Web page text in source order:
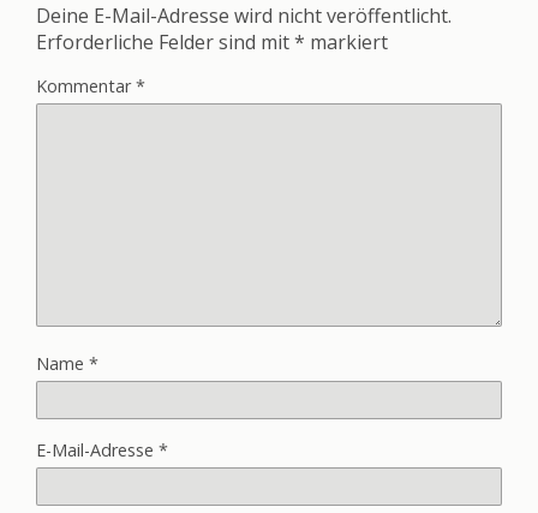
Deine E-Mail-Adresse wird nicht veröffentlicht.
Erforderliche Felder sind mit* markiert
Kommentar*
Name *
E-Mail-Adresse *